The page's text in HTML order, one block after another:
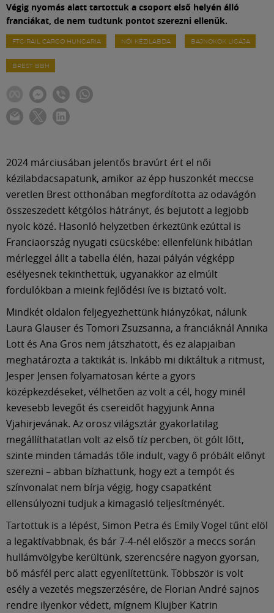
Végig nyomás alatt tartottuk a csoport első helyén álló
franciákat, de nem tudtunk pontot szerezni ellenük.
FTC-RAIL CARGO HUNGARIA NŐI KÉZILABDA BAJNOKOK LIGÁJA
BREST BBH
2024 márciusában jelentős bravúrt ért el női
kézilabdacsapatunk, amikor az épp huszonkét meccse
veretlen Brest otthonában megfordította az odavágón
összeszedett kétgólos hátrányt, és bejutott a legjobb
nyolc közé. Hasonló helyzetben érkeztünk ezúttal is
Franciaország nyugati csücskébe: ellenfelünk hibátlan
mérleggel állt a tabella élén, hazai pályán végképp
esélyesnek tekinthettük, ugyanakkor az elmúlt
fordulókban a mieink fejlődési íve is biztató volt.
Mindkét oldalon feljegyezhettünk hiányzókat, nálunk
Laura Glauser és Tomori Zsuzsanna, a franciáknál Annika
Lott és Ana Gros nem játszhatott, és ez alapjaiban
meghatározta a taktikát is. Inkább mi diktáltuk a ritmust,
Jesper Jensen folyamatosan kérte a gyors
középkezdéseket, vélhetően az volt a cél, hogy minél
kevesebb levegőt és csereidőt hagyjunk Anna
Vjahirjevának. Az orosz világsztár gyakorlatilag
megállíthatatlan volt az első tíz percben, öt gólt lőtt,
szinte minden támadás tőle indult, vagy ő próbált előnyt
szerezni – abban bízhattunk, hogy ezt a tempót és
színvonalat nem bírja végig, hogy csapatként
ellensúlyozni tudjuk a kimagasló teljesítményét.
Tartottuk is a lépést, Simon Petra és Emily Vogel tűnt elöl
a legaktívabbnak, és bár 7-4-nél először a meccs során
hullámvölgybe kerültünk, szerencsére nagyon gyorsan,
bő másfél perc alatt egyenlítettünk. Többször is volt
esély a vezetés megszerzésére, de Florian André sajnos
rendre ilyenkor védett, mígnem Klujber Katrin
Meccscenter
Klub
Szolgáltatások
Közösség
Múzeum
English